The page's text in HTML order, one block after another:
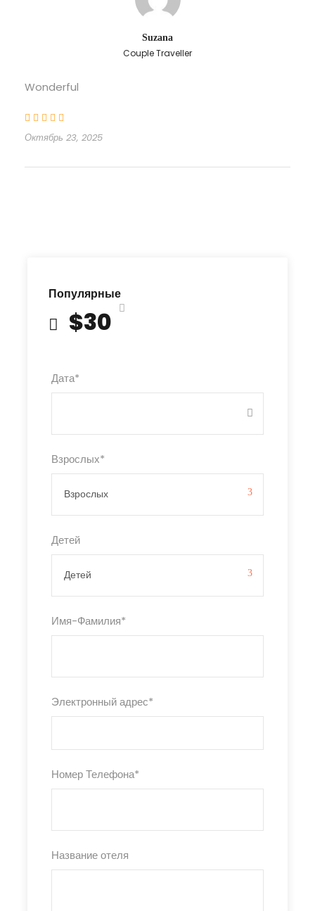
Популярные
$30
Дата*
Взрослых*
Детей
Имя-Фамилия*
Электронный адрес*
Номер Телефона*
Название отеля
Suzana
Couple Traveller
Wonderful
Октябрь 23, 2025